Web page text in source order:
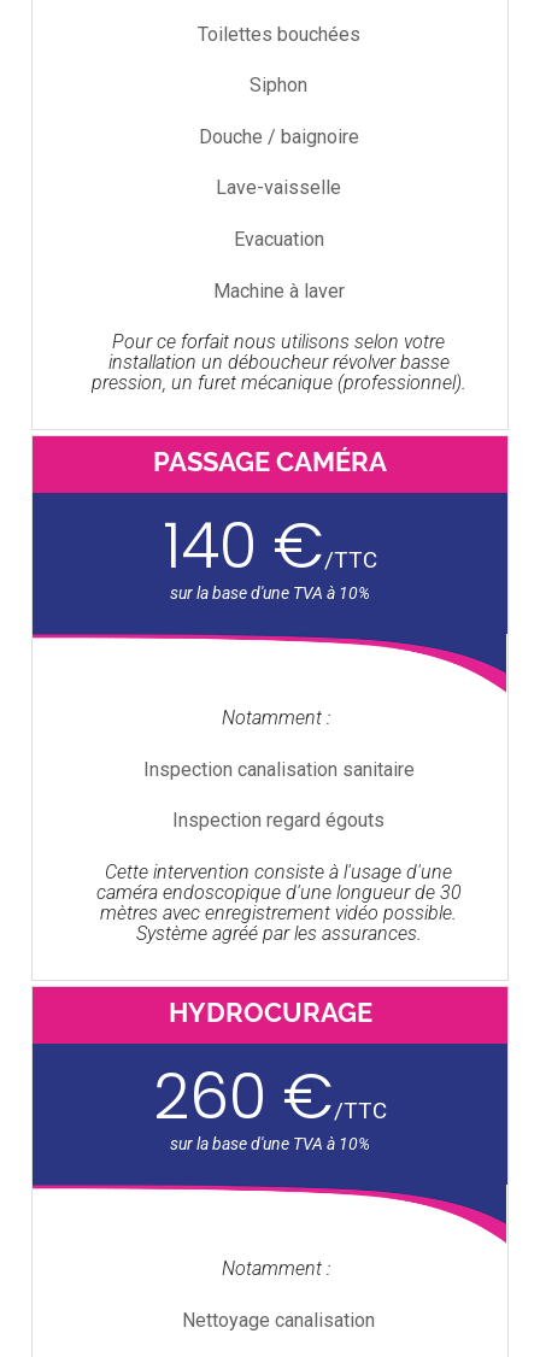
Toilettes bouchées
Siphon
Douche / baignoire
Lave-vaisselle
Evacuation
Machine à laver
Pour ce forfait nous utilisons selon votre
installation un déboucheur révolver basse
pression, un furet mécanique (professionnel).
PASSAGE CAMÉRA
140 €/TTC
Notamment :
Inspection canalisation sanitaire
Inspection regard égouts
Cette intervention consiste à l'usage d'une
caméra endoscopique d'une longueur de 30
mètres avec enregistrement vidéo possible.
Système agréé par les assurances.
HYDROCURAGE
260 €/TTC
Notamment :
Nettoyage canalisation